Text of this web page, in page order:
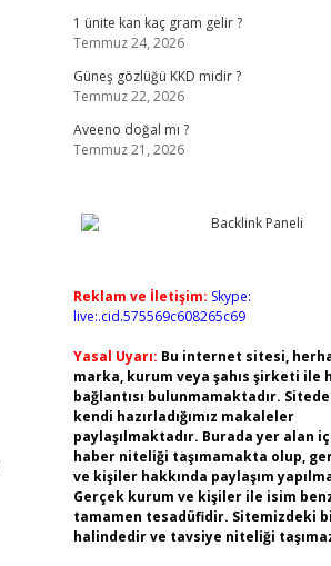
1 ünite kan kaç gram gelir ?
Temmuz 24, 2026
Güneş gözlüğü KKD midir ?
Temmuz 22, 2026
Aveeno doğal mı ?
Temmuz 21, 2026
Reklam ve İletişim: Skype:
live:.cid.575569c608265c69
Yasal Uyarı: Bu internet sitesi,
marka, kurum veya şahıs şirketi ile
bağlantısı bulunmamaktadır. Sitede
kendi hazırladığımız makaleler
paylaşılmaktadır. Burada yer alan
haber niteliği taşımamakta olup,
ve kişiler hakkında paylaşım
Gerçek kurum ve kişiler ile isim
tamamen tesadüfidir. Sitemizdeki
halindedir ve tavsiye niteliği